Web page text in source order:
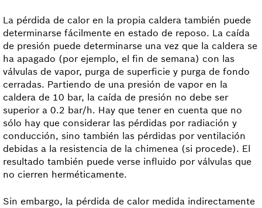
La pérdida de calor en la propia caldera también puede
determinarse fácilmente en estado de reposo. La caída
de presión puede determinarse una vez que la caldera se
ha apagado (por ejemplo, el fin de semana) con las
válvulas de vapor, purga de superficie y purga de fondo
cerradas. Partiendo de una presión de vapor en la
caldera de 10 bar, la caída de presión no debe ser
superior a 0.2 bar/h. Hay que tener en cuenta que no
sólo hay que considerar las pérdidas por radiación y
conducción, sino también las pérdidas por ventilación
debidas a la resistencia de la chimenea (si procede). El
resultado también puede verse influido por válvulas que
no cierren herméticamente.
Sin embargo, la pérdida de calor medida indirectamente